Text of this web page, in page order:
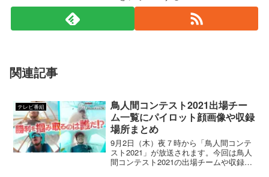
関連記事
テレビ番組
鳥人間コンテスト2021出場チー
ム一覧にパイロット顔画像や収録
場所まとめ
9月2日（木）夜７時から「鳥人間コンテ
スト2021」が放送されます。今回は鳥人
間コンテスト2021の出場チームや収録場